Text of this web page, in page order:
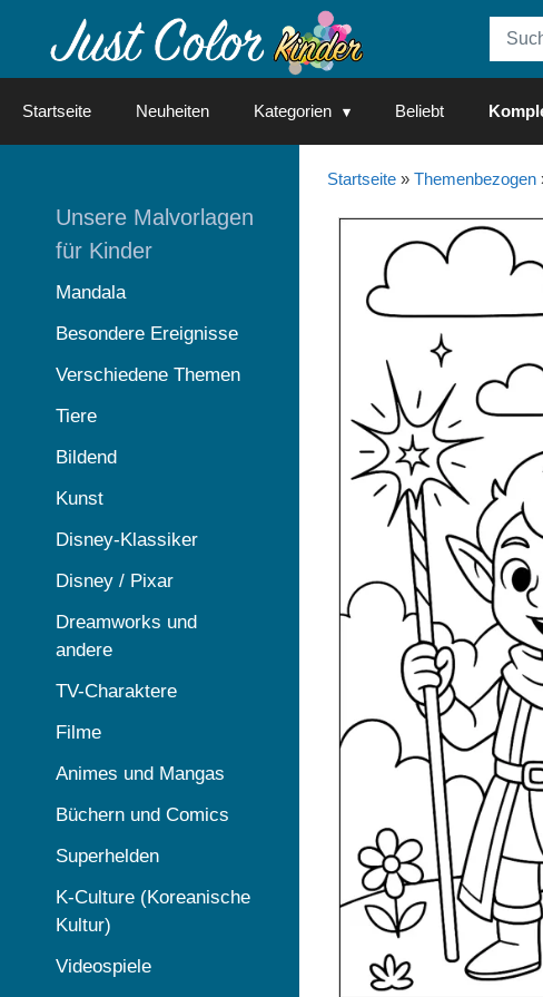
Startseite Neuheiten Kategorien Beliebt
Startseite» Themenbezogen
Unsere Malvorlagen
für Kinder
Mandala
Besondere Ereignisse
Verschiedene Themen
Tiere
Bildend
Kunst
Disney-Klassiker
Disney / Pixar
Dreamworks und
andere
TV-Charaktere
Filme
Animes und Mangas
Büchern und Comics
Superhelden
K-Culture (Koreanische
Kultur)
Videospiele